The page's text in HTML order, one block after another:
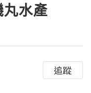
水產
追蹤